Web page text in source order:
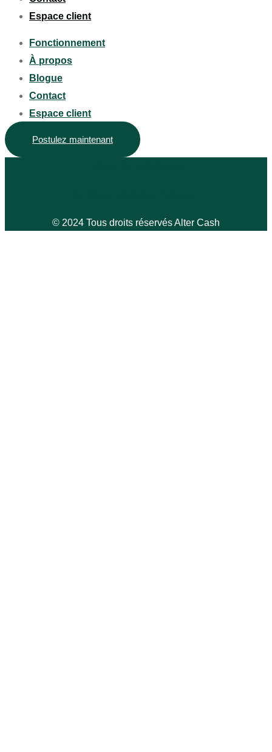
Espace client
Fonctionnement
À propos
Blogue
Contact
Espace client
Postulez maintenant
© 2024 Tous droits réservés Alter Cash